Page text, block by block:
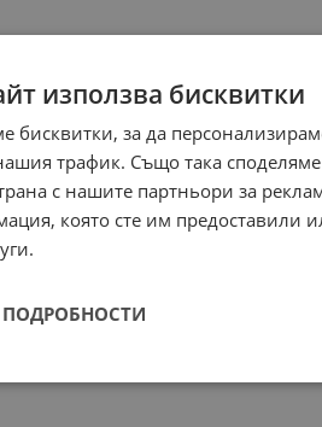
използва бисквитки
бисквитки, за да
трафик. Също така
с нашите партньори за
която сте им предоставили
ПОДРОБНОСТИ